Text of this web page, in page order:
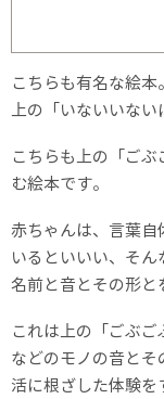
こちらも有名な絵本。
上の「いないいない
こちらも上の「ご
む絵本です。
赤ちゃんは、言葉
いるといいい、そ
名前と音とその形と
これは上の「ごぶ
などのモノの音と
活に根ざした体験を